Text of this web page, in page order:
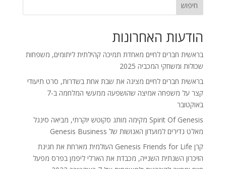
חיפוש
הודעות האחרונות
בראשית חברים לחיים מאחדת תמיכה קהילתית ליתומים, משפחות
שכולות ומשחקי המכביה 2025
בראשית חברים לחיים מציגה את שבת אחת בשדרות, סרט תיעודי
קצר על משפחה אמיצה שהושפעה ממעשי המלחמה ב-7
באוקטובר
Spirit Of Genesis מקימה מותג סקוטש יוקרתי, מביאה סינגל
מאלט נדירים למועדון האנושות של Genesis Business
קרן Genesis Friends for Life העולמית מארחת את חגיגת
הזיכרון השנתית השנייה, מכבדת את הארלי ליפמן בפרס מפעל